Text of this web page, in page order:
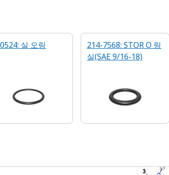
실 오링
214-7568: STOR O 링
실(SAE 9/16-18)